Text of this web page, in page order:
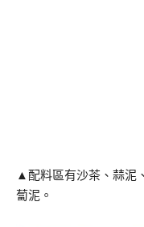
▲配料區有沙茶、蒜泥
蔔泥。